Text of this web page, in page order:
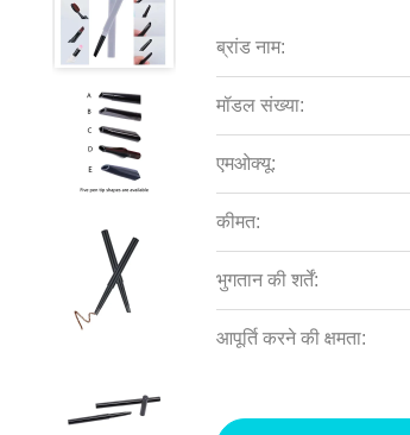
ब्रांड नाम:
मॉडल संख्या:
एमओक्यू:
कीमत:
भुगतान की शर्तें:
आपूर्ति करने की क्षमता: